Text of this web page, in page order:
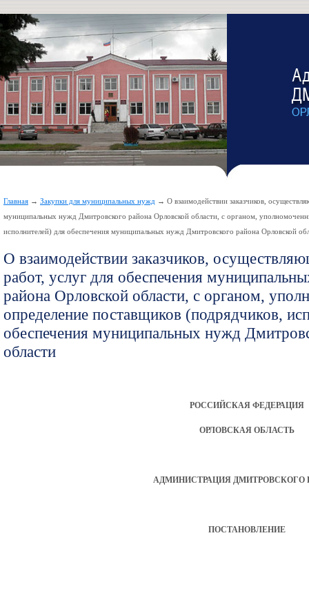
Главная → Закупки для муниципальных нужд → О взаимодействии заказчиков,
муниципальных нужд Дмитровского района Орловской области, с органом,
исполнителей) для обеспечения муниципальных нужд Дмитровского района Орловской
О взаимодействии заказчиков,
работ, услуг для обеспечения
района Орловской области, с органом,
определение поставщиков (подрядчиков,
обеспечения муниципальных нужд
области
РОССИЙСКАЯ ФЕДЕРАЦИЯ
ОРЛОВСКАЯ ОБЛАСТЬ
АДМИНИСТРАЦИЯ ДМИТРОВСКОГО
ПОСТАНОВЛЕНИЕ